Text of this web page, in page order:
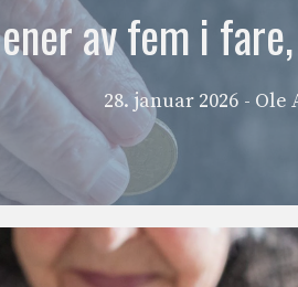
av fem i
28. januar 2026 - Ole